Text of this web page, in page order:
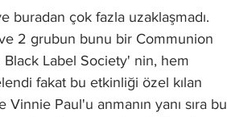
buradan çok fazla uzaklaşmadı.
2 grubun bunu bir Communion
Label Society' nin, hem
fakat bu etkinliği özel kılan
Paul'u anmanın yanı sıra bu